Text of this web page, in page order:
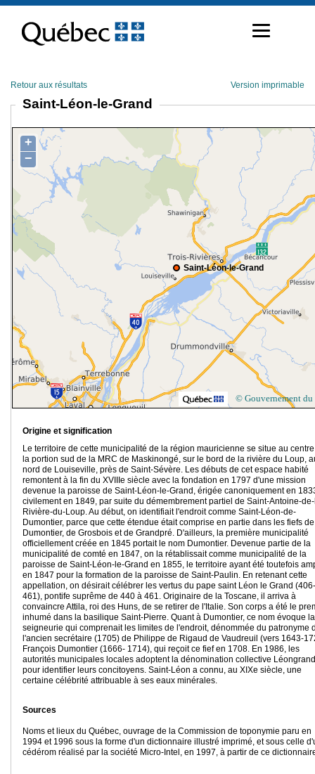
contenu
Retour aux résultats Version imprimable
Saint-Léon-le-Grand
Saint-Léon-le-Grand
+
−
© Gouvernement du
Origine et signification
Le territoire de cette municipalité de la région mauricienne se situe au
la portion sud de la MRC de Maskinongé, sur le bord de la rivière du Loup,
nord de Louiseville, près de Saint-Sévère. Les débuts de cet espace habité
remontent à la fin du XVIIIe siècle avec la fondation en 1797 d'une mission
devenue la paroisse de Saint-Léon-le-Grand, érigée canoniquement en
civilement en 1849, par suite du démembrement partiel de Saint-Antoine-
Rivière-du-Loup. Au début, on identifiait l'endroit comme Saint-Léon-de-
Dumontier, parce que cette étendue était comprise en partie dans les fiefs de
Dumontier, de Grosbois et de Grandpré. D'ailleurs, la première municipalité
officiellement créée en 1845 portait le nom Dumontier. Devenue partie de la
municipalité de comté en 1847, on la rétablissait comme municipalité de la
paroisse de Saint-Léon-le-Grand en 1855, le territoire ayant été toutefois
en 1847 pour la formation de la paroisse de Saint-Paulin. En retenant cette
appellation, on désirait célébrer les vertus du pape saint Léon le Grand (406-
461), pontife suprême de 440 à 461. Originaire de la Toscane, il arriva à
convaincre Attila, roi des Huns, de se retirer de l'Italie. Son corps a été le
inhumé dans la basilique Saint-Pierre. Quant à Dumontier, ce nom évoque la
seigneurie qui comprenait les limites de l'endroit, dénommée du patronyme
l'ancien secrétaire (1705) de Philippe de Rigaud de Vaudreuil (vers 1643-
François Dumontier (1666- 1714), qui reçoit ce fief en 1708. En 1986, les
autorités municipales locales adoptent la dénomination collective
pour identifier leurs concitoyens. Saint-Léon a connu, au XIXe siècle, une
certaine célébrité attribuable à ses eaux minérales.
Sources
Noms et lieux du Québec, ouvrage de la Commission de toponymie paru en
1994 et 1996 sous la forme d'un dictionnaire illustré imprimé, et sous celle
cédérom réalisé par la société Micro-Intel, en 1997, à partir de ce